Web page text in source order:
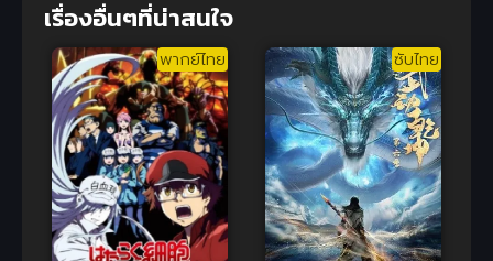
เรื่องอื่นๆที่น่าสนใจ
พากย์ไทย ซับไทย